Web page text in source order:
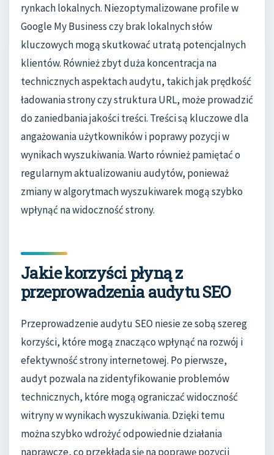
rynkach lokalnych. Niezoptymalizowane profile w
Google My Business czy brak lokalnych słów
kluczowych mogą skutkować utratą potencjalnych
klientów. Również zbyt duża koncentracja na
technicznych aspektach audytu, takich jak prędkość
ładowania strony czy struktura URL, może prowadzić
do zaniedbania jakości treści. Treści są kluczowe dla
angażowania użytkowników i poprawy pozycji w
wynikach wyszukiwania. Warto również pamiętać o
regularnym aktualizowaniu audytów, ponieważ
zmiany w algorytmach wyszukiwarek mogą szybko
wpłynąć na widoczność strony.
Jakie korzyści płyną z
przeprowadzenia audytu SEO
Przeprowadzenie audytu SEO niesie ze sobą szereg
korzyści, które mogą znacząco wpłynąć na rozwój i
efektywność strony internetowej. Po pierwsze,
audyt pozwala na zidentyfikowanie problemów
technicznych, które mogą ograniczać widoczność
witryny w wynikach wyszukiwania. Dzięki temu
można szybko wdrożyć odpowiednie działania
naprawcze, co przekłada się na poprawę pozycji